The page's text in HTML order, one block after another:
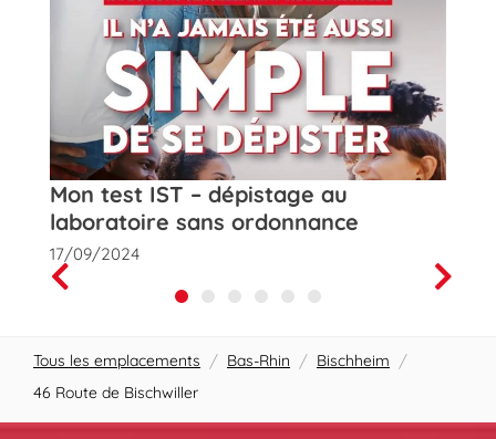
Mon test IST – dépistage au
laboratoire sans ordonnance
17/09/2024
Prev
Next
Tous les emplacements / Bas-Rhin / Bischheim /
46 Route de Bischwiller